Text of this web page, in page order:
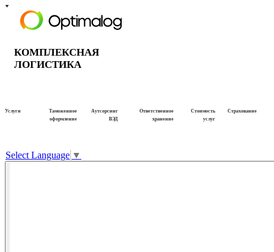
КОМПЛЕКСНАЯ
ЛОГИСТИКА
Услуги
Таможенное
оформление
Аутсорсинг
ВЭД
Ответственное
хранение
Стоимость
услуг
Страхование
Select Language ▼